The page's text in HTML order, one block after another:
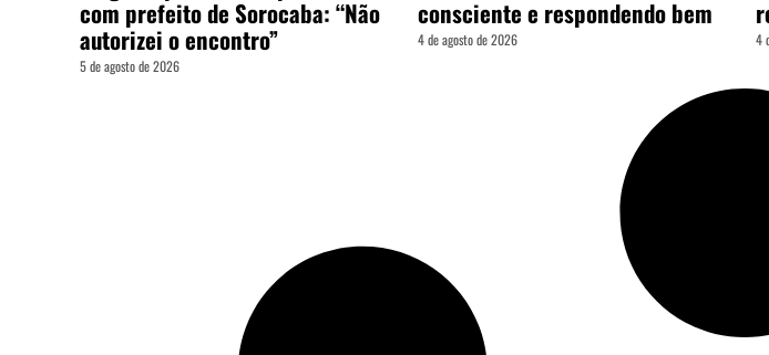
com prefeito de Sorocaba: “Não
autorizei o encontro”
5 de agosto de 2026
consciente e respondendo bem
4 de agosto de 2026 4